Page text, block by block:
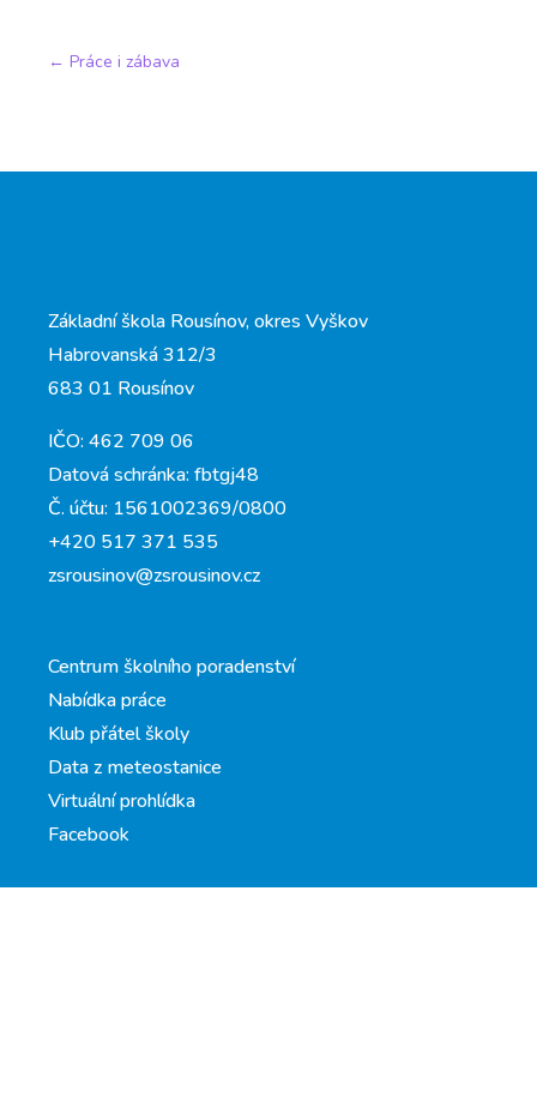
← Práce i zábava
Základní škola Rousínov, okres Vyškov
Habrovanská 312/3
683 01 Rousínov
IČO: 462 709 06
Datová schránka: fbtgj48
Č. účtu: 1561002369/0800
+420 517 371 535
zsrousinov@zsrousinov.cz
Centrum školního poradenství
Nabídka práce
Klub přátel školy
Data z meteostanice
Virtuální prohlídka
Facebook